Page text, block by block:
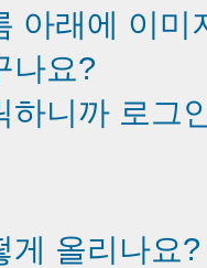
아래에 이미
나요?
하니까 로그
게 올리나요?